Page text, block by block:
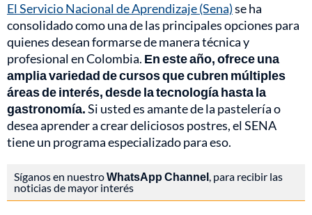
El Servicio Nacional de Aprendizaje (Sena)se ha
consolidado como una de las principales opciones para
quienes desean formarse de manera técnica y
profesional en Colombia. En este año, ofrece una
amplia variedad de cursos que cubren múltiples
áreas de interés, desde la tecnología hasta la
gastronomía.Si usted es amante de la pastelería o
desea aprender a crear deliciosos postres, el SENA
tiene un programa especializado para eso.
Síganos en nuestroWhatsApp Channel, para recibir las
noticias de mayor interés